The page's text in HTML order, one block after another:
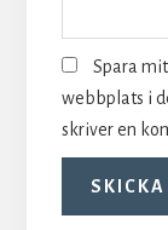
Spara
webbplats i
skriver en